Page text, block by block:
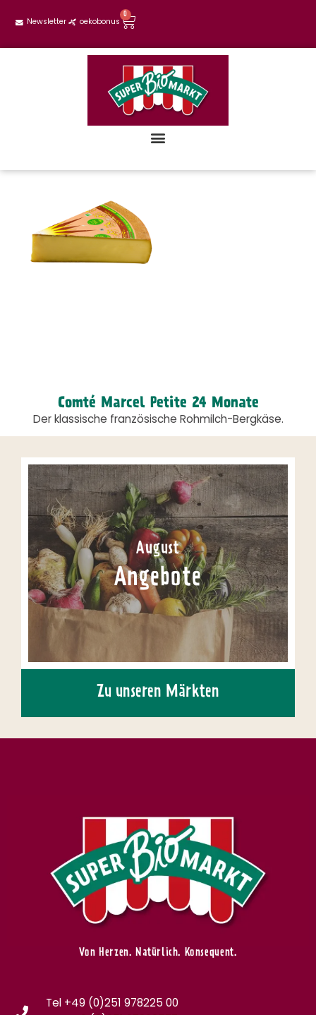
Newsletter oekobonus
0
Comté Marcel Petite 24 Monate
Der klassische französische Rohmilch-Bergkäse.
August
Angebote
Zu unseren Märkten
Von Herzen. Natürlich. Konsequent.
Tel +49 (0)251 978225 00